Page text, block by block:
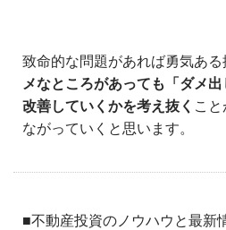
致命的な問題があれば勇気ある
メなところがあっても「ダメ
改善していくかを考え抜く こ
ながっていくと思います。
■不動産投資のノウハウと最新